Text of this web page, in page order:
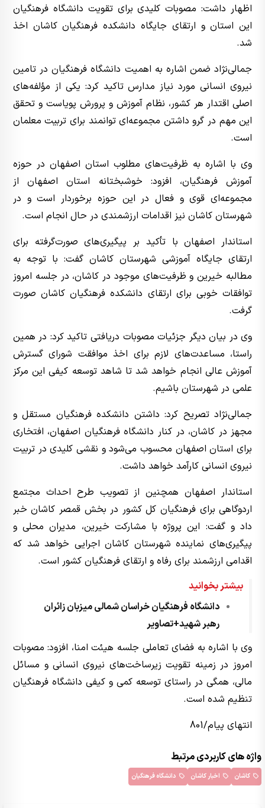
اظهار داشت: مصوبات کلیدی برای تقویت دانشگاه فرهنگیان
این استان و ارتقای جایگاه دانشکده فرهنگیان کاشان اخذ
شد.
جمالی‌نژاد ضمن اشاره به اهمیت دانشگاه فرهنگیان در تامین
نیروی انسانی مورد نیاز مدارس تاکید کرد: یکی از مؤلفه‌های
اصلی اقتدار هر کشور، نظام آموزش و پرورش پویاست و تحقق
این مهم در گرو داشتن مجموعه‌ای توانمند برای تربیت معلمان
است.
وی با اشاره به ظرفیت‌های مطلوب استان اصفهان در حوزه
آموزش فرهنگیان، افزود: خوشبختانه استان اصفهان از
مجموعه‌ای قوی و فعال در این حوزه برخوردار است و در
شهرستان کاشان نیز اقدامات ارزشمندی در حال انجام است.
استاندار اصفهان با تأکید بر پیگیری‌های صورت‌گرفته برای
ارتقای جایگاه آموزشی شهرستان کاشان گفت: با توجه به
مطالبه خیرین و ظرفیت‌های موجود در کاشان، در جلسه امروز
توافقات خوبی برای ارتقای دانشکده فرهنگیان کاشان صورت
گرفت.
وی در بیان دیگر جزئیات مصوبات دریافتی تاکید کرد: در همین
راستا، مساعدت‌های لازم برای اخذ موافقت شورای گسترش
آموزش عالی انجام خواهد شد تا شاهد توسعه کیفی این مرکز
علمی در شهرستان باشیم.
جمالی‌نژاد تصریح کرد: داشتن دانشکده فرهنگیان مستقل و
مجهز در کاشان، در کنار دانشگاه فرهنگیان اصفهان، افتخاری
برای استان اصفهان محسوب می‌شود و نقشی کلیدی در تربیت
نیروی انسانی کارآمد خواهد داشت.
استاندار اصفهان همچنین از تصویب طرح احداث مجتمع
اردوگاهی برای فرهنگیان کل کشور در بخش قمصر کاشان خبر
داد و گفت: این پروژه با مشارکت خیرین، مدیران محلی و
پیگیری‌های نماینده شهرستان کاشان اجرایی خواهد شد که
اقدامی ارزشمند برای رفاه و ارتقای فرهنگیان کشور است.
بیشتر بخوانید
دانشگاه فرهنگیان خراسان شمالی میزبان زائران
رهبر شهید+تصاویر
وی با اشاره به فضای تعاملی جلسه هیئت امنا، افزود: مصوبات
امروز در زمینه تقویت زیرساخت‌های نیروی انسانی و مسائل
مالی، همگی در راستای توسعه کمی و کیفی دانشگاه فرهنگیان
تنظیم شده است.
انتهای پیام/801
واژه های کاربردی مرتبط
کاشان اخبار کاشان دانشگاه فرهنگیان